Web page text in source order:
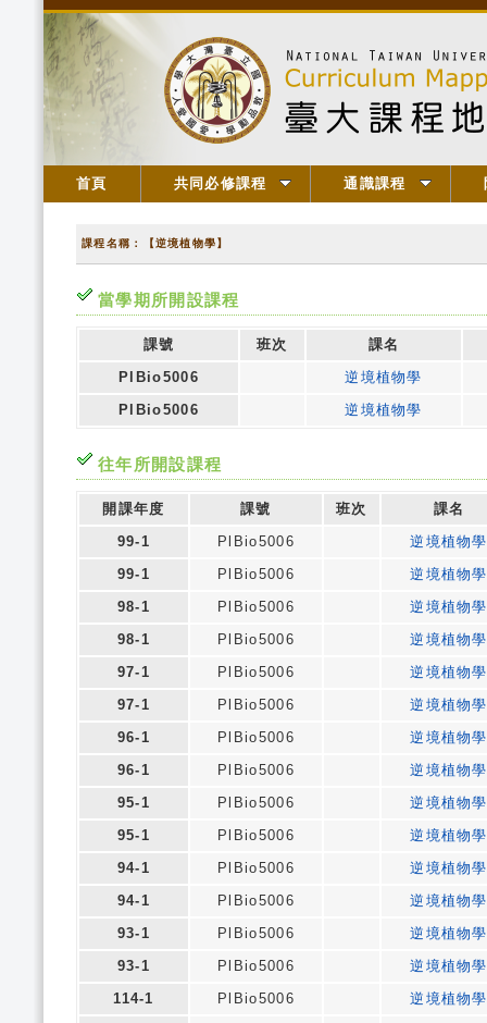
首頁 共同必修課程 通識課程
課程名稱：【逆境植物學】
當學期所開設課程
課號 班次 課名
PlBio5006
逆境植物學
PlBio5006
逆境植物學
往年所開設課程
開課年度 課號 班次
課名
99-1
PlBio5006
逆境植物學
99-1
PlBio5006
逆境植物學
98-1
PlBio5006
逆境植物學
98-1
PlBio5006
逆境植物學
97-1
PlBio5006
逆境植物學
97-1
PlBio5006
逆境植物學
96-1
PlBio5006
逆境植物學
96-1
PlBio5006
逆境植物學
95-1
PlBio5006
逆境植物學
95-1
PlBio5006
逆境植物學
94-1
PlBio5006
逆境植物學
94-1
PlBio5006
逆境植物學
93-1
PlBio5006
逆境植物學
93-1
PlBio5006
逆境植物學
114-1
PlBio5006
逆境植物學